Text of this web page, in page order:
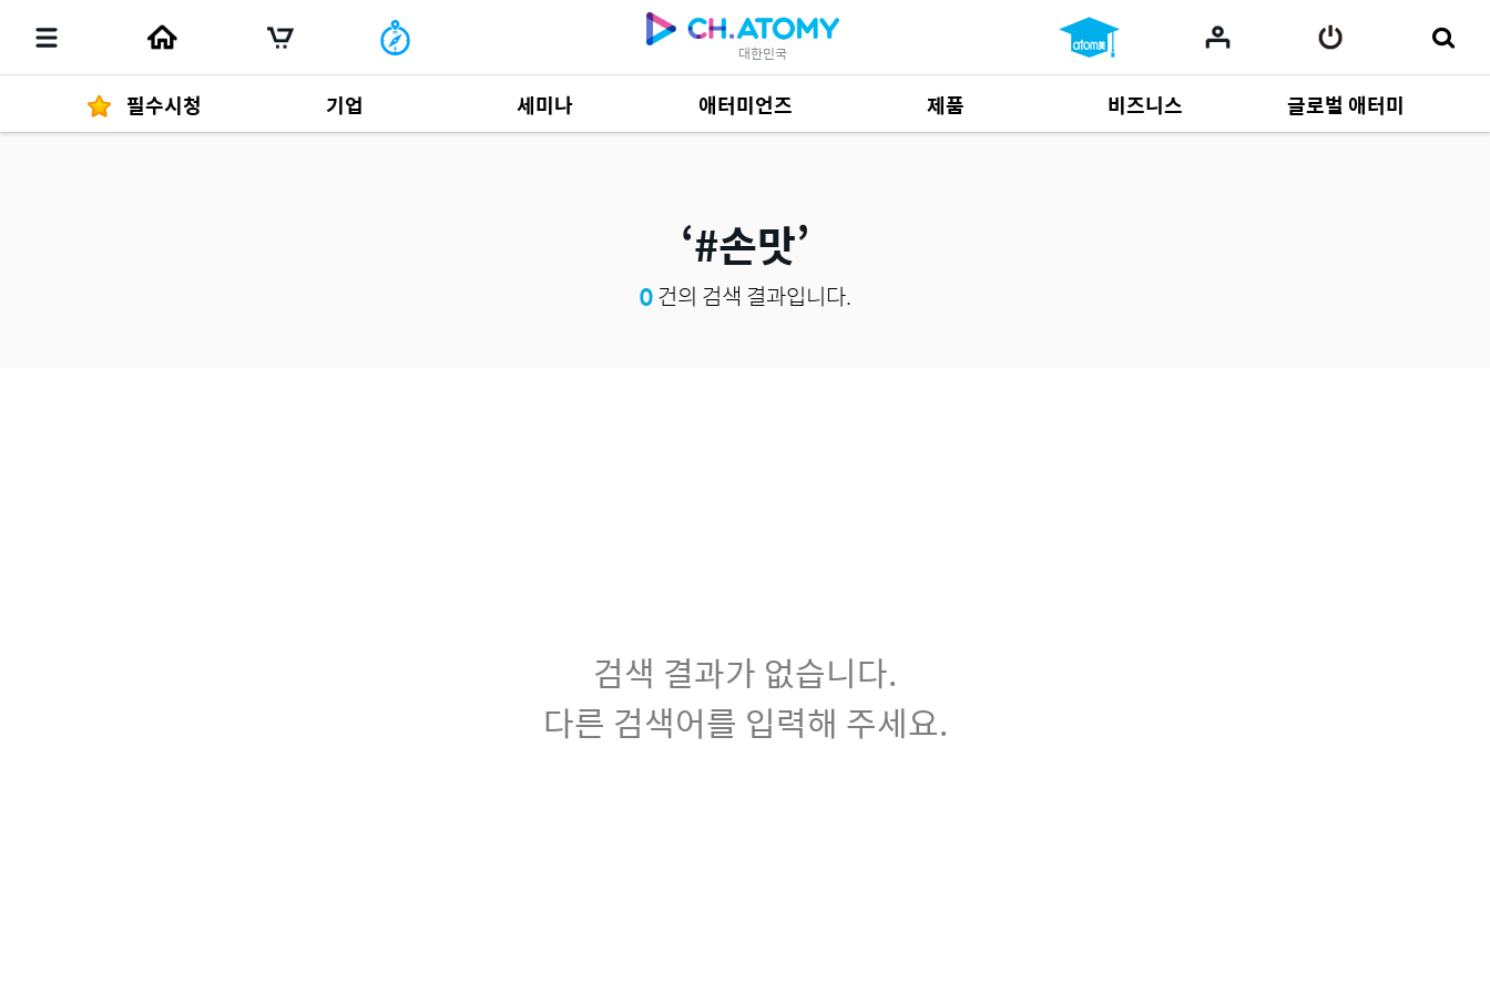
대한민국
필수시청 기업 세미나 애터미언즈 제품
제품 자료684
비즈니스
사업 자료165
글로벌 애터미
#손맛
0건의 검색 결과입니다.
검색 결과가 없습니다.
다른 검색어를 입력해 주세요.